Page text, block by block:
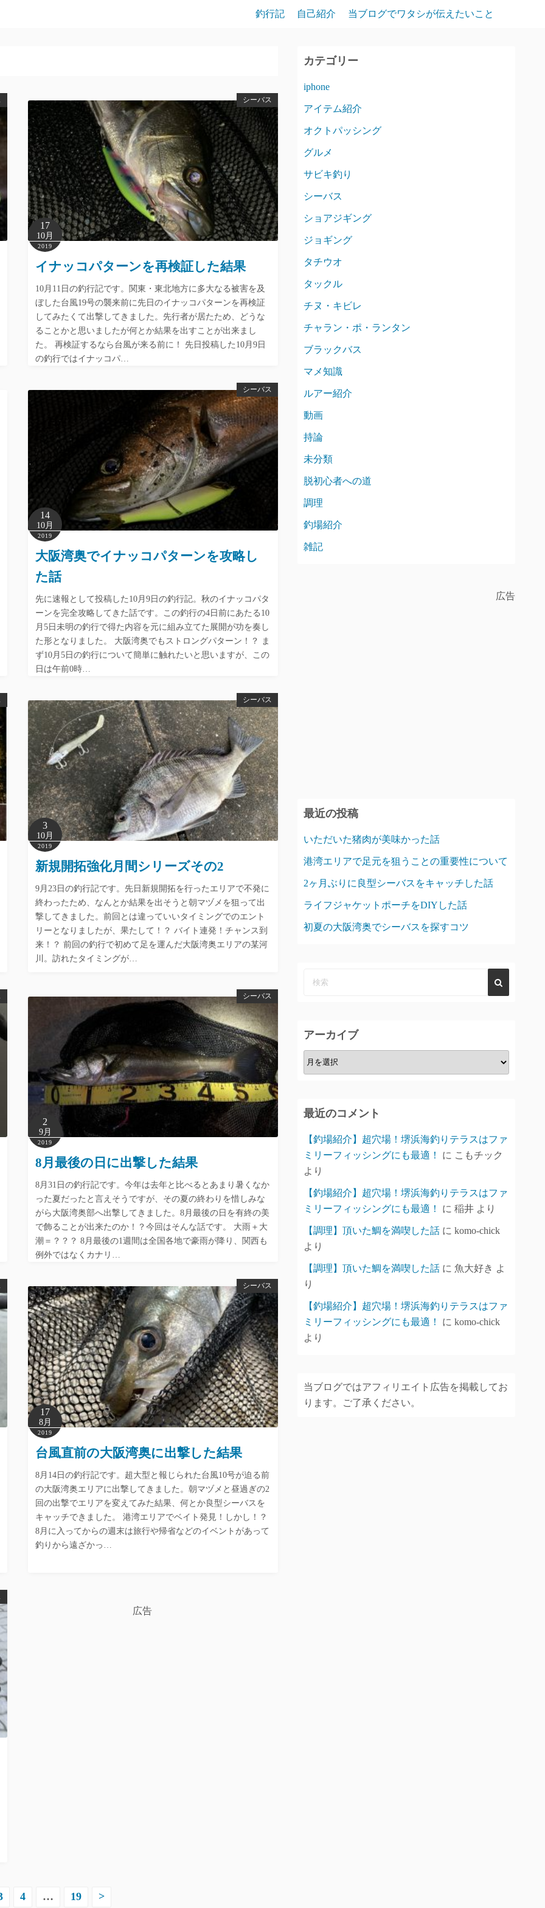
釣行記 自己紹介 当ブログでワタシが伝えたいこと
シーバス
17
10月
2019
イナッコパターンを再検証した結果
10月11日の釣行記です。関東・東北地方に多大なる被害を及
ぼした台風19号の襲来前に先日のイナッコパターンを再検証
してみたくて出撃してきました。先行者が居たため、どうな
ることかと思いましたが何とか結果を出すことが出来まし
た。 再検証するなら台風が来る前に！ 先日投稿した10月9日
の釣行ではイナッコパ…
シーバス
14
10月
2019
大阪湾奥でイナッコパターンを攻略し
た話
先に速報として投稿した10月9日の釣行記。秋のイナッコパタ
ーンを完全攻略してきた話です。この釣行の4日前にあたる10
月5日未明の釣行で得た内容を元に組み立てた展開が功を奏し
た形となりました。 大阪湾奥でもストロングパターン！？ ま
ず10月5日の釣行について簡単に触れたいと思いますが、この
日は午前0時…
シーバス
3
10月
2019
新規開拓強化月間シリーズその2
9月23日の釣行記です。先日新規開拓を行ったエリアで不発に
終わったため、なんとか結果を出そうと朝マヅメを狙って出
撃してきました。前回とは違っていいタイミングでのエント
リーとなりましたが、果たして！？ バイト連発！チャンス到
来！？ 前回の釣行で初めて足を運んだ大阪湾奥エリアの某河
川。訪れたタイミングが…
シーバス
2
9月
2019
8月最後の日に出撃した結果
8月31日の釣行記です。今年は去年と比べるとあまり暑くなか
った夏だったと言えそうですが、その夏の終わりを惜しみな
がら大阪湾奥部へ出撃してきました。8月最後の日を有終の美
で飾ることが出来たのか！？今回はそんな話です。 大雨＋大
潮＝？？？ 8月最後の1週間は全国各地で豪雨が降り、関西も
例外ではなくカナリ…
シーバス
17
8月
2019
台風直前の大阪湾奥に出撃した結果
8月14日の釣行記です。超大型と報じられた台風10号が迫る前
の大阪湾奥エリアに出撃してきました。朝マヅメと昼過ぎの2
回の出撃でエリアを変えてみた結果、何とか良型シーバスを
キャッチできました。 港湾エリアでベイト発見！しかし！？
8月に入ってからの週末は旅行や帰省などのイベントがあって
釣りから遠ざかっ…
広告
4 … 19 >
カテゴリー
iphone
アイテム紹介
オクトパッシング
グルメ
サビキ釣り
シーバス
ショアジギング
ジョギング
タチウオ
タックル
チヌ・キビレ
チャラン・ポ・ランタン
ブラックバス
マメ知識
ルアー紹介
動画
持論
未分類
脱初心者への道
調理
釣場紹介
雑記
広告
最近の投稿
いただいた猪肉が美味かった話
港湾エリアで足元を狙うことの重要性について
2ヶ月ぶりに良型シーバスをキャッチした話
ライフジャケットポーチをDIYした話
初夏の大阪湾奥でシーバスを探すコツ
アーカイブ
ア
ー
ブ
最近のコメント
【釣場紹介】超穴場！堺浜海釣りテラスはファ
ミリーフィッシングにも最適！
に こもチック
より
【釣場紹介】超穴場！堺浜海釣りテラスはファ
ミリーフィッシングにも最適！
に 稲井 より
【調理】頂いた鯛を満喫した話 に komo-chick
より
【調理】頂いた鯛を満喫した話 に 魚大好き よ
り
【釣場紹介】超穴場！堺浜海釣りテラスはファ
ミリーフィッシングにも最適！
に komo-chick
より
当ブログではアフィリエイト広告を掲載してお
ります。ご了承ください。